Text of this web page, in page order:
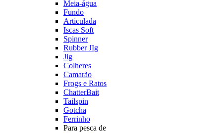
Meia-água
Fundo
Articulada
Iscas Soft
Spinner
Rubber JIg
Jig
Colheres
Camarão
Frogs e Ratos
ChatterBait
Tailspin
Gotcha
Ferrinho
Para pesca de